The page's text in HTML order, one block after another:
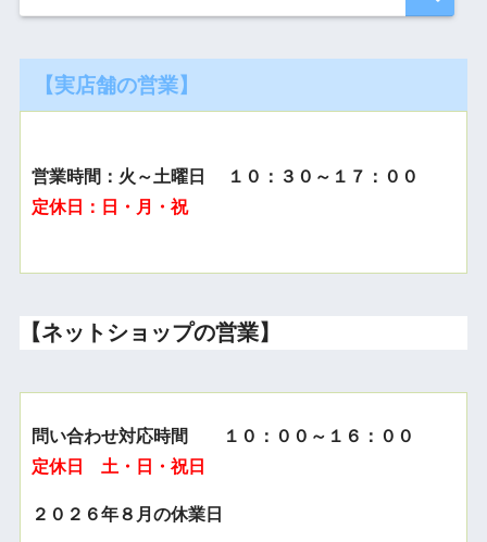
【実店舗の営業】
営業時間：火～土曜日 １０：３０～１７：００
定休日：日・月・祝
【ネットショップの営業】
問い合わせ対応時間 １０：００～１６：００
定休日 土・日・祝日
２０２６年８月の休業日